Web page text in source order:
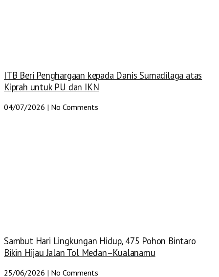
ITB Beri Penghargaan kepada Danis Sumadilaga atas
Kiprah untuk PU dan IKN
04/07/2026 No Comments
Sambut Hari Lingkungan Hidup, 475 Pohon Bintaro
Bikin Hijau Jalan Tol Medan–Kualanamu
25/06/2026 No Comments